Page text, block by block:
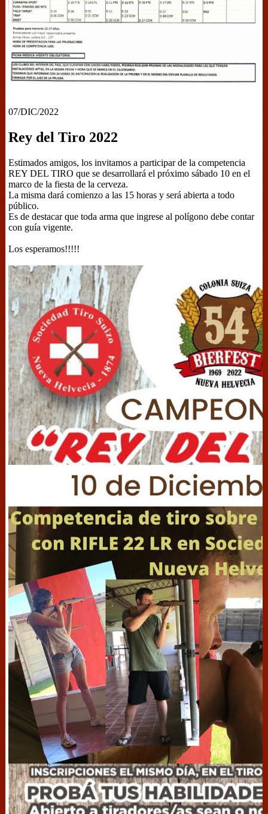
07/DIC/2022
Rey del Tiro 2022
Estimados amigos, los invitamos a participar de la competencia
REY DEL TIRO que se desarrollará el próximo sábado 10 en el
marco de la fiesta de la cerveza.
La misma dará comienzo a las 15 horas y será abierta a todo
público.
Es de destacar que toda arma que ingrese al polígono debe contar
con guía vigente.
Los esperamos!!!!!